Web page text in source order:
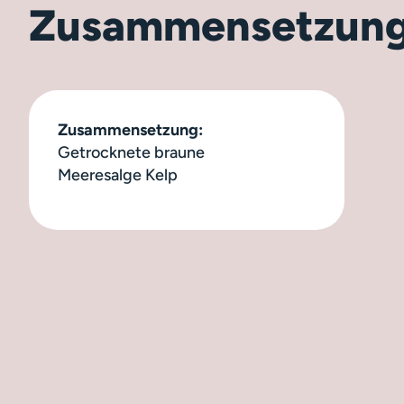
Zusammensetzung:
Getrocknete braune
Meeresalge Kelp